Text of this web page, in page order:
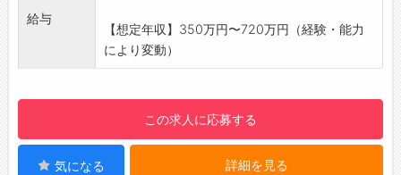
・一人ひとりが無理なく、長く活躍できる働き
方を大切にしています。
・地元で腰を据えてキャリアを築けます◎
◆福利厚生・制度が充実！
・裁量権が高く、やりがいと働きやすさを両立
給与
【想定年収】350万円〜720万円（経験・能力
により変動）
この求人に応募する
気になる 詳細を見る